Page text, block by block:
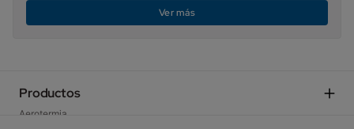
Ver más
Productos
Aerotermia